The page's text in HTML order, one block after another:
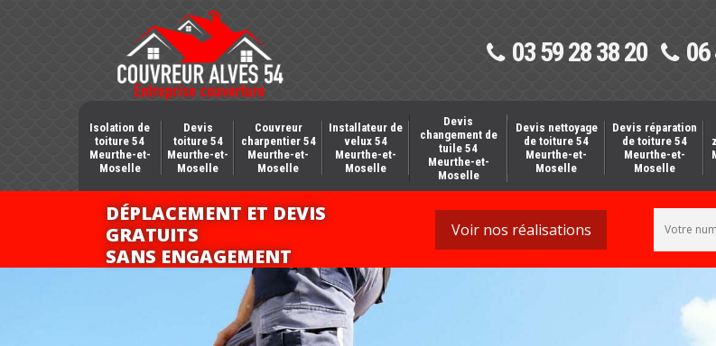
03 59 28 38 20 06
Isolation de
toiture 54
Meurthe-et-
Moselle
Devis
toiture 54
Meurthe-et-
Moselle
Couvreur
charpentier 54
Meurthe-et-
Moselle
Installateur de
velux 54
Meurthe-et-
Moselle
Devis
changement de
tuile 54
Meurthe-et-
Moselle
Devis nettoyage
de toiture 54
Meurthe-et-
Moselle
Devis réparation
de toiture 54
Meurthe-et-
Moselle
DÉPLACEMENT ET DEVIS
GRATUITS
SANS ENGAGEMENT
Voir nos réalisations